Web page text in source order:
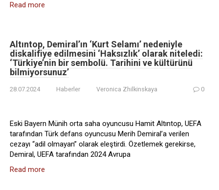
Read more
Altıntop, Demiral’ın ‘Kurt Selamı’ nedeniyle
diskalifiye edilmesini ‘Haksızlık’ olarak niteledi:
‘Türkiye’nin bir sembolü. Tarihini ve kültürünü
bilmiyorsunuz’
28.07.2024 Haberler Veronica Zhilkinskaya 0
Eski Bayern Münih orta saha oyuncusu Hamit Altıntop, UEFA
tarafından Türk defans oyuncusu Merih Demiral’a verilen
cezayı “adil olmayan” olarak eleştirdi. Özetlemek gerekirse,
Demiral, UEFA tarafından 2024 Avrupa
Read more